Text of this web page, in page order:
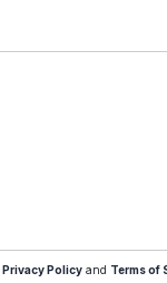
Privacy Policy and Terms of